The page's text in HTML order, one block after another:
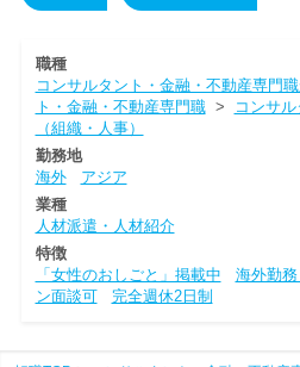
職種
コンサルタント・金融・不動産専門
ト・金融・不動産専門職> コンサル
（組織・人事）
勤務地
海外
アジア
業種
人材派遣・人材紹介
特徴
「女性のおしごと」掲載中
海外勤務
ン面談可
完全週休2日制